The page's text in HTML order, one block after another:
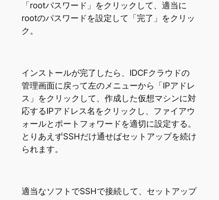
「rootパスワード」をクリックして、適当に
rootのパスワードを設定して「完了」をクリッ
ク。
インストールが完了したら、IDCFクラウドの
管理画面に戻って左のメニューから「IPアドレ
ス」をクリックして、作成した仮想マシンに対
応するIPアドレス名をクリックし、ファイアウ
ォールとポートフォワードを適切に設定する。
とりあえずSSHだけ通せばセットアップを続け
られます。
適当なソフトでSSHで接続して、セットアップ